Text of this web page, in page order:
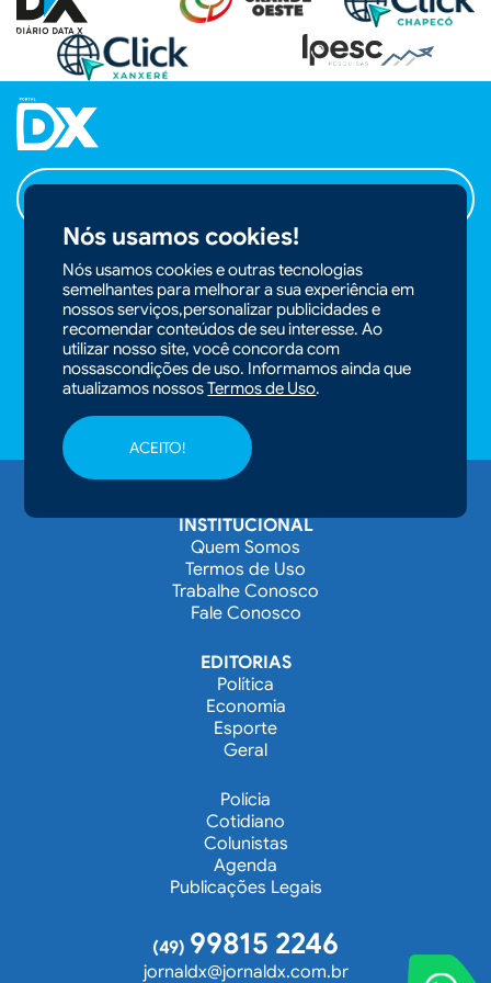
Nós usamos cookies!
Nós usamos cookies e outras tecnologias
semelhantes para melhorar a sua experiência em
nossos serviços,personalizar publicidades e
recomendar conteúdos de seu interesse. Ao
utilizar nosso site, você concorda com
nossascondições de uso. Informamos ainda que
atualizamos nossosTermos de Uso.
ACEITO!
ACOMPANHE
NOSSAS REDES
INSTITUCIONAL
Quem Somos
Termos de Uso
Trabalhe Conosco
Fale Conosco
EDITORIAS
Política
Economia
Esporte
Geral
Polícia
Cotidiano
Colunistas
Agenda
Publicações Legais
(49) 99815 2246
jornaldx@jornaldx.com.br